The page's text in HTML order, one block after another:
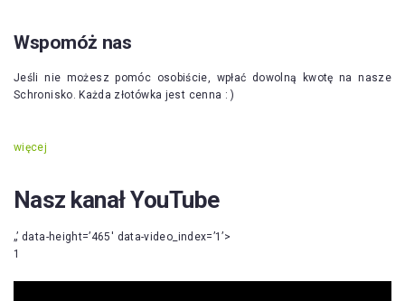
Wspomóż nas
Jeśli nie możesz pomóc osobiście, wpłać dowolną kwotę na nasze
Schronisko. Każda złotówka jest cenna : )
więcej
Nasz kanał YouTube
„’ data-height=’465′ data-video_index=’1’>
1